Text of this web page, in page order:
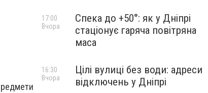
Спека до +50°: як у Дніпрі
стаціонує гаряча повітряна
маса
17:00
Вчора
Цілі вулиці без води: адреси
відключень у Дніпрі
16:30
Вчора